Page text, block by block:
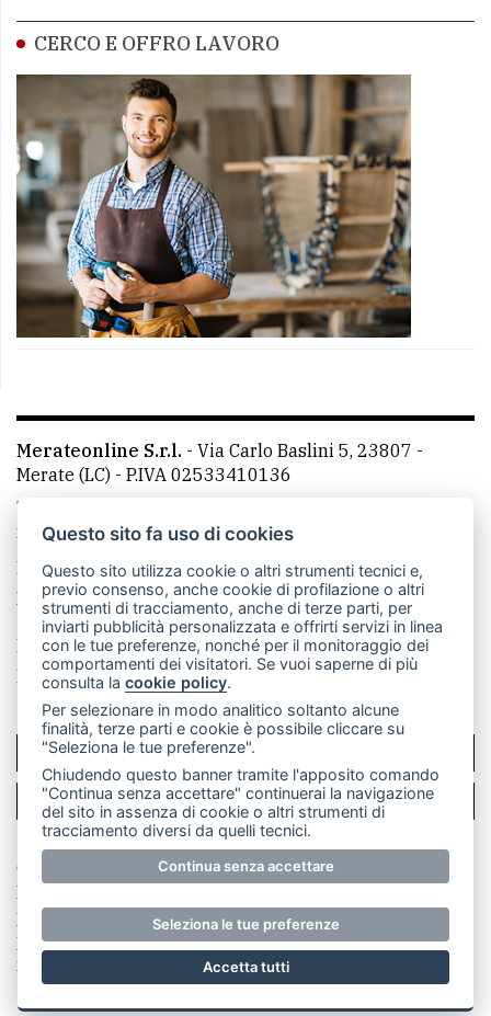
CERCO E OFFRO LAVORO
Merateonline S.r.l. - Via Carlo Baslini 5, 23807 -
Merate (LC) - P.IVA 02533410136
Telefono:
mail: redazione@merateonline.it
La redazione
CasateOnline LeccoOnline
RSS
Made by VIP
Privacy policy
Cookie policy
Rivedi le tue scelte sui cookie
SCRIVICI
PER LA TUA PUBBLICITÀ
© Copyright Merateonline S.r.l. - Tutti i diritti riservati.
E' proibita la riproduzione e pubblicazione anche
parziale di testi, articoli e immagini senza la
preventiva autorizzazione scritta dell'editore. RI Lecco
numero Rea LC 291.277 - Capitale sociale 10.329,14 €
Questo sito fa uso di cookies
Questo sito utilizza cookie o altri strumenti tecnici e,
previo consenso, anche cookie di profilazione o altri
strumenti di tracciamento, anche di terze parti, per
inviarti pubblicità personalizzata e offrirti servizi in linea
con le tue preferenze, nonché per il monitoraggio dei
comportamenti dei visitatori. Se vuoi saperne di più
consulta lacookie policy.
Per selezionare in modo analitico soltanto alcune
finalità, terze parti e cookie è possibile cliccare su
"Seleziona le tue preferenze".
Chiudendo questo banner tramite l'apposito comando
"Continua senza accettare" continuerai la navigazione
del sito in assenza di cookie o altri strumenti di
tracciamento diversi da quelli tecnici.
Continua senza accettare
Seleziona le tue preferenze
Accetta tutti